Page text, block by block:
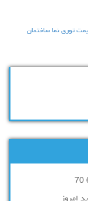
توری نما ساختمان